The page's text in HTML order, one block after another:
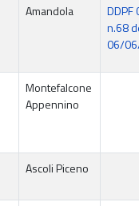
Amandola
DDPF
n.68
06/
Montefalcone
Appennino
Ascoli Piceno